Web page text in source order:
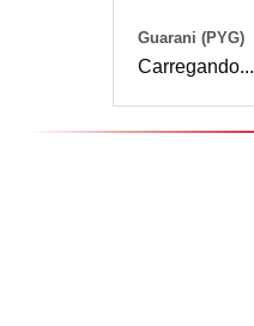
Guarani (PYG)
Carregando...